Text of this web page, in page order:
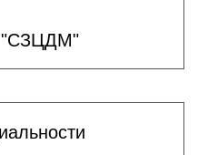
"СЗЦДМ"